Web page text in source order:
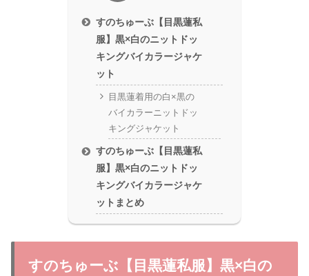
すのちゅーぶ【目黒蓮私
服】黒×白のニットドッ
キングバイカラージャケ
ット
目黒蓮着用の白×黒の
バイカラーニットドッ
キングジャケット
すのちゅーぶ【目黒蓮私
服】黒×白のニットドッ
キングバイカラージャケ
ットまとめ
すのちゅーぶ【目黒蓮私服】黒×白の